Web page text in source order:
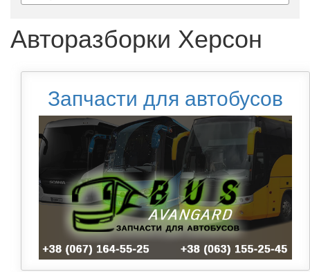
Авторазборки Херсон
Запчасти для автобусов